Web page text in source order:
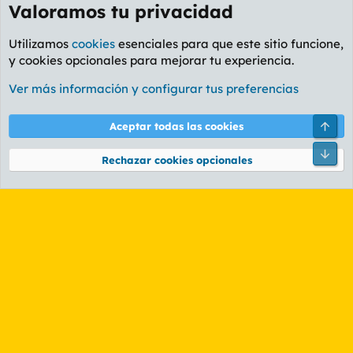
Foro Informática y Videojuegos
Cookies
PL OLDSTYLE AMARILLO
Términos y reglas Política de privacidad Ayuda
Community platform by XenForo® © 2010-2026 XenForo Ltd.
Valoramos tu privacidad
Utilizamos cookies esenciales para que este sitio funcione,
y cookies opcionales para mejorar tu experiencia.
Ver más información y configurar tus preferencias
Aceptar todas las cookies
Rechazar cookies opcionales
Pie